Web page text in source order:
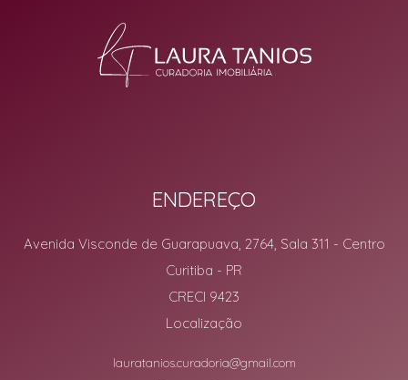
ENDEREÇO
Avenida Visconde de Guarapuava, 2764, Sala 311 - Centro
Curitiba - PR
CRECI 9423
Localização
lauratanios.curadoria@gmail.com